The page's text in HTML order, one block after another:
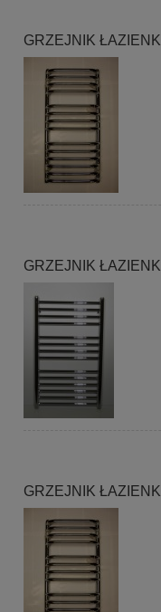
GRZEJNIK
GRZEJNIK
GRZEJNIK